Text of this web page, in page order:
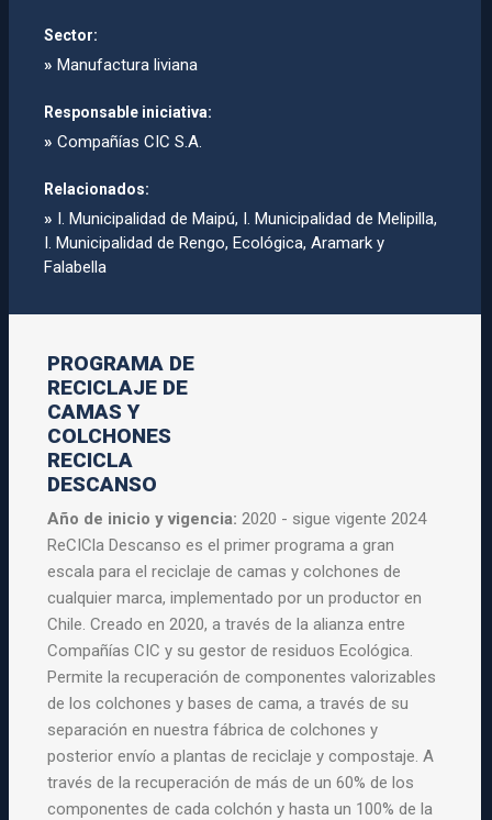
Sector:
» Manufactura liviana
Responsable iniciativa:
» Compañí­as CIC S.A.
Relacionados:
» I. Municipalidad de Maipú, I. Municipalidad de Melipilla,
I. Municipalidad de Rengo, Ecológica, Aramark y
Falabella
PROGRAMA DE
RECICLAJE DE
CAMAS Y
COLCHONES
RECICLA
DESCANSO
Año de inicio y vigencia:2020 - sigue vigente 2024
ReCICla Descanso es el primer programa a gran
escala para el reciclaje de camas y colchones de
cualquier marca, implementado por un productor en
Chile. Creado en 2020, a través de la alianza entre
Compañías CIC y su gestor de residuos Ecológica.
Permite la recuperación de componentes valorizables
de los colchones y bases de cama, a través de su
separación en nuestra fábrica de colchones y
posterior envío a plantas de reciclaje y compostaje. A
través de la recuperación de más de un 60% de los
componentes de cada colchón y hasta un 100% de la